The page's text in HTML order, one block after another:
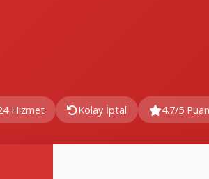
Hizmet Kolay İptal 4.7/5 Puan